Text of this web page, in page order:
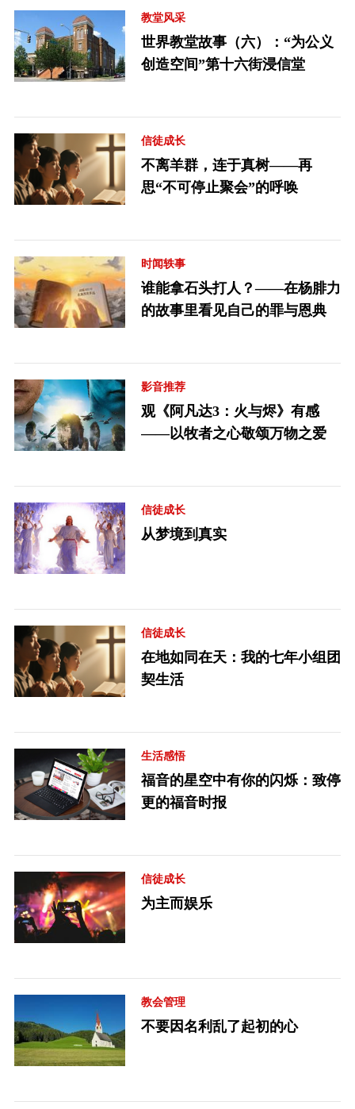
教堂风采
世界教堂故事（六）：“为公义
创造空间”第十六街浸信堂
信徒成长
不离羊群，连于真树——再
思“不可停止聚会”的呼唤
时闻轶事
谁能拿石头打人？——在杨腓力
的故事里看见自己的罪与恩典
影音推荐
观《阿凡达3：火与烬》有感
——以牧者之心敬颂万物之爱
信徒成长
从梦境到真实
信徒成长
在地如同在天：我的七年小组团
契生活
生活感悟
福音的星空中有你的闪烁：致停
更的福音时报
信徒成长
为主而娱乐
教会管理
不要因名利乱了起初的心